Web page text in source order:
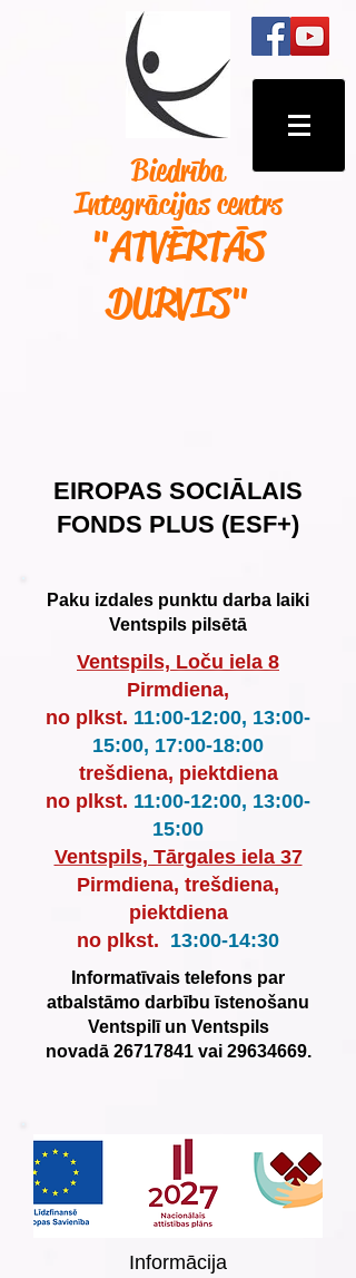
Biedrība
Integrācijas centrs
"ATVĒRTĀS
DURVIS"
EIROPAS SOCIĀLAIS
FONDS PLUS (ESF+)
Paku izdales punktu darba laiki
Ventspils pilsētā
Ventspils, Loču iela 8
Pirmdiena,
no plkst. 11:00-12:00, 13:00-
15:00, 17:00-18:00
trešdiena, piektdiena
no plkst. 11:00-12:00, 13:00-
15:00
Ventspils, Tārgales iela 37
Pirmdiena, trešdiena,
piektdiena
no plkst. 13:00-14:30
Informatīvais telefons par
atbalstāmo darbību īstenošanu
Ventspilī un Ventspils
novadā 26717841vai 29634669.
Informācija